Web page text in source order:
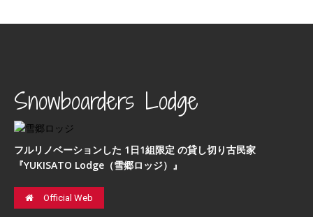
Snowboarders Lodge
フルリノベーションした 1日1組限定 の貸し切り古民家
『YUKISATO Lodge（雪郷ロッジ）』
Official Web